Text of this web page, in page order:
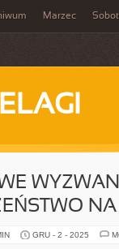
Marzec
GRU - 2 - 2025